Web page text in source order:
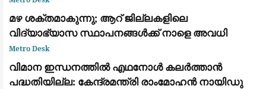
മഴ ശക്തമാകുന്നു; ആറ് ജില്ലകളിലെ
വിദ്യാഭ്യാസ സ്ഥാപനങ്ങൾക്ക് നാളെ അവധി
Metro Desk
വിമാന ഇന്ധനത്തിൽ എഥനോൾ കലർത്താൻ
പദ്ധതിയില്ല: കേന്ദ്രമന്ത്രി രാംമോഹൻ നായിഡു